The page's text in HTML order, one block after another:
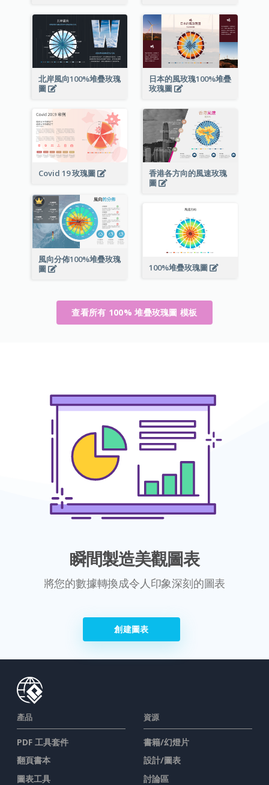
北岸風向100%堆疊玫瑰
圖
日本的風玫瑰100%堆疊
玫瑰圖
Covid 19 玫瑰圖
香港各方向的風速玫瑰
圖
風向分佈100%堆疊玫瑰
圖
100%堆疊玫瑰圖
查看所有 100% 堆疊玫瑰圖 模板
瞬間製造美觀圖表
將您的數據轉換成令人印象深刻的圖表
創建圖表
產品
PDF 工具套件
翻頁書本
圖表工具
資源
書籍/幻燈片
設計/圖表
討論區